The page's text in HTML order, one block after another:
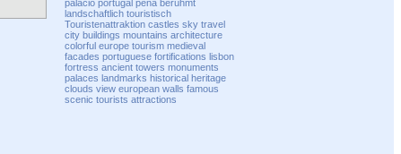
palacio portugal pena berühmt
landschaftlich touristisch
Touristenattraktion castles sky travel
city buildings mountains architecture
colorful europe tourism medieval
facades portuguese fortifications lisbon
fortress ancient towers monuments
palaces landmarks historical heritage
clouds view european walls famous
scenic tourists attractions